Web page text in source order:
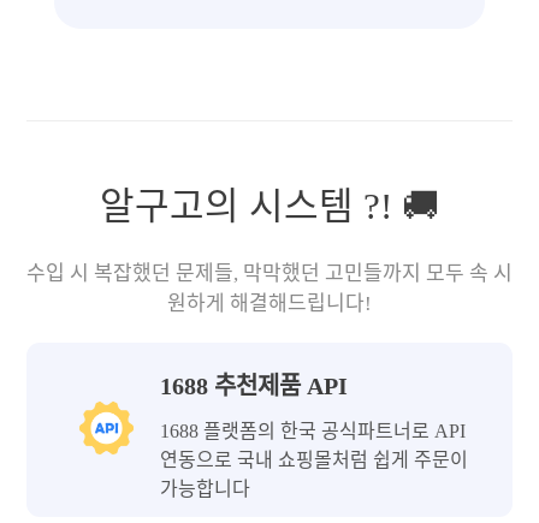
알구고의 시스템 ?! 🚚
수입 시 복잡했던 문제들, 막막했던 고민들까지 모두 속 시
원하게 해결해드립니다!
1688 추천제품 API
1688 플랫폼의 한국 공식파트너로 API
연동으로 국내 쇼핑몰처럼 쉽게 주문이
가능합니다